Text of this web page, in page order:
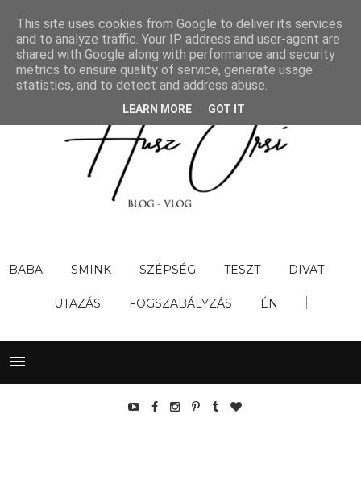
BABA SMINK SZÉPSÉG TESZT DIVAT
UTAZÁS FOGSZABÁLYZÁS ÉN
This site uses cookies from Google to deliver its services
and to analyze traffic. Your IP address and user-agent are
shared with Google along with performance and security
metrics to ensure quality of service, generate usage
statistics, and to detect and address abuse.
LEARN MORE GOT IT